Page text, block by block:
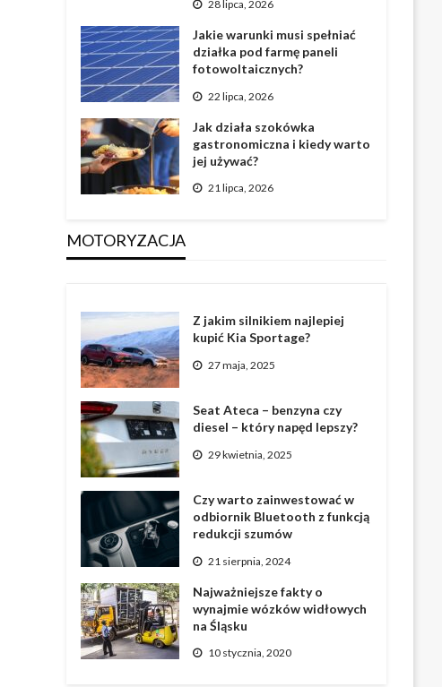
28 lipca, 2026
Jakie warunki musi spełniać
działka pod farmę paneli
fotowoltaicznych?
22 lipca, 2026
Jak działa szokówka
gastronomiczna i kiedy warto
jej używać?
21 lipca, 2026
MOTORYZACJA
Z jakim silnikiem najlepiej
kupić Kia Sportage?
27 maja, 2025
Seat Ateca – benzyna czy
diesel – który napęd lepszy?
29 kwietnia, 2025
Czy warto zainwestować w
odbiornik Bluetooth z funkcją
redukcji szumów
21 sierpnia, 2024
Najważniejsze fakty o
wynajmie wózków widłowych
na Śląsku
10 stycznia, 2020